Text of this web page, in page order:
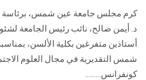
كرم مجلس جامعة عين شمس، برئاسة
د. أيمن صالح، نائب رئيس الجامعة
أستاذين متفرغين بكلية الألسن،
شمس التقديرية في مجال العلوم
كونفرانس.........